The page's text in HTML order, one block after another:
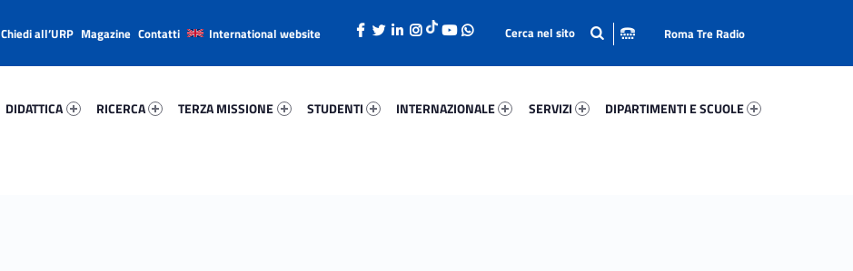
DIDATTICA
RICERCA
TERZA MISSIONE
STUDENTI
INTERNAZIONALE
SERVIZI
DIPARTIMENTI E SCUOLE
Chiedi all’URP Magazine Contatti International website Roma Tre Radio